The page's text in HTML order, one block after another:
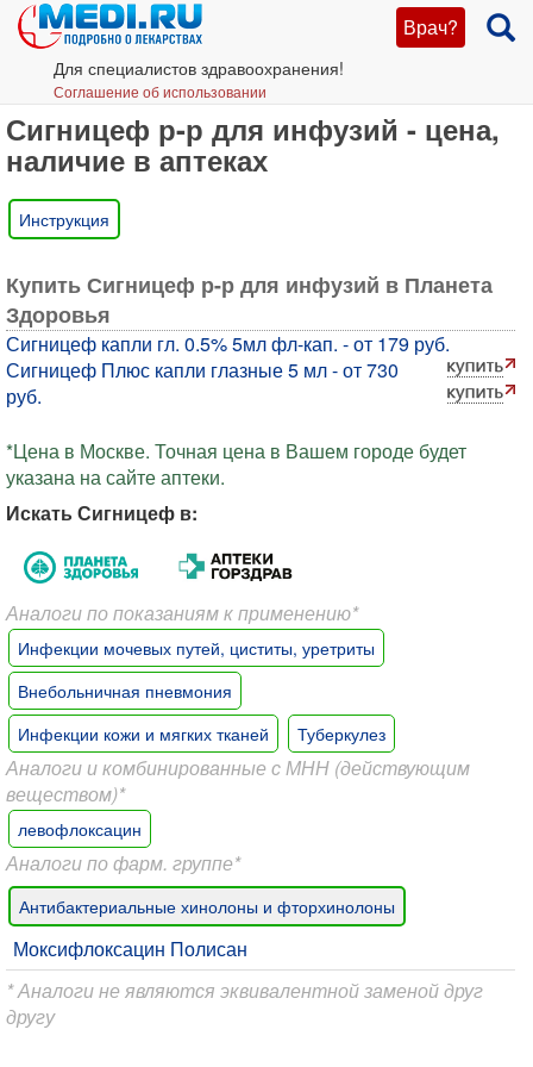
Врач?
Для специалистов здравоохранения!
Соглашение об использовании
Сигницеф р-р для инфузий - цена,
наличие в аптеках
Инструкция
Купить Сигницеф р-р для инфузий в Планета
Здоровья
Сигницеф капли гл. 0.5% 5мл фл-кап. - от 179 руб.
Сигницеф Плюс капли глазные 5 мл - от 730
руб.
*Цена в Москве. Точная цена в Вашем городе будет
указана на сайте аптеки.
Искать Сигницеф в:
Аналоги по показаниям к применению*
Инфекции мочевых путей, циститы, уретриты
Внебольничная пневмония
Инфекции кожи и мягких тканей
Туберкулез
Аналоги и комбинированные с МНН (действующим
веществом)*
левофлоксацин
Аналоги по фарм. группе*
Антибактериальные хинолоны и фторхинолоны
Моксифлоксацин Полисан
* Аналоги не являются эквивалентной заменой друг
другу